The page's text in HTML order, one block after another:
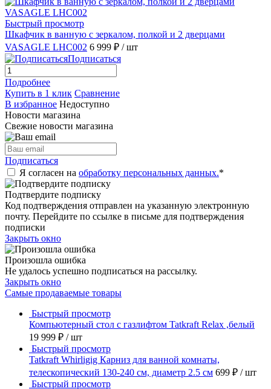
Быстрый просмотр
Шкафчик в ванную с зеркалом, полкой и 2 дверцами
VASAGLE LHC002 6 999 ₽ / шт
Подписаться
Подробнее
Купить в 1 клик Сравнение
В избранное Недоступно
Новости магазина
Свежие новости магазина
Подписаться
Я согласен на обработку персональных данных.*
Подтвердите подписку
Код подтверждения отправлен на указанную электронную
почту. Перейдите по ссылке в письме для подтверждения
подписки
Закрыть окно
Произошла ошибка
Не удалось успешно подписаться на рассылку.
Закрыть окно
Самые продаваемые товары
Быстрый просмотр
Компьютерный стол с газлифтом Tatkraft Relax ,белый
19 999 ₽ / шт
Быстрый просмотр
Tatkraft Whirligig Карниз для ванной комнаты,
телескопический 130-240 см, диаметр 2.5 см 699 ₽ / шт
Быстрый просмотр